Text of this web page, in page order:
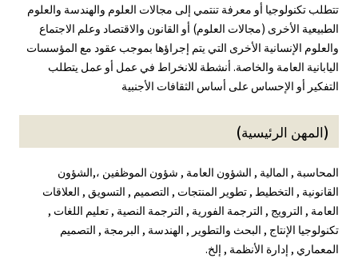
تتطلب تكنولوجيا أو معرفة تنتمي إلى مجالات العلوم والهندسة والعلوم
الطبيعية الأخرى (مجالات العلوم) أو القانون والاقتصاد وعلم الاجتماع
والعلوم الإنسانية الأخرى التي يتم إجراؤها بموجب عقود مع المؤسسات
اليابانية العامة والخاصة. أنشطة للانخراط في عمل أو عمل يتطلب
التفكير أو الإحساس على أساس الثقافات الأجنبية
(المهن الرئيسية)
المحاسبة , المالية , الشؤون العامة , شؤون الموظفين ،,الشؤون
القانونية , التخطيط , تطوير المنتجات , التصميم , التسويق , العلاقات
العامة , الترويج , الترجمة الفورية , الترجمة النصية , تعليم اللغات ,
تكنولوجيا الإنتاج , البحث والتطوير , الهندسة , البرمجة , التصميم
المعماري , إدارة الأنظمة , إلخ.